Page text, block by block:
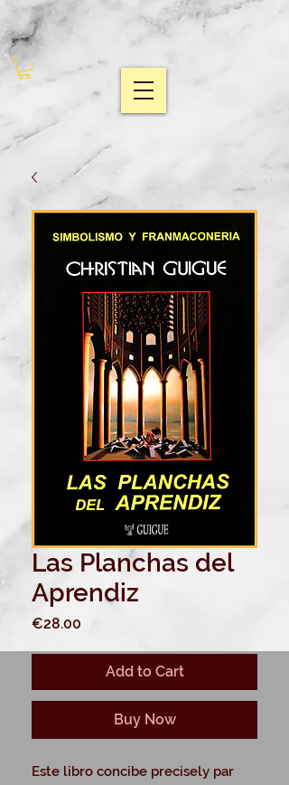
Las Planchas del
Aprendiz
€28.00
Add to Cart
Buy Now
Este libro concibe precisely par